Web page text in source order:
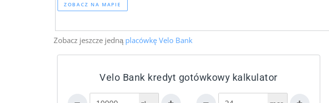
ZOBACZ NA MAPIE
Zobacz jeszcze jedną placówkę Velo Bank
Velo Bank kredyt gotówkowy kalkulator